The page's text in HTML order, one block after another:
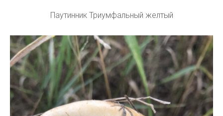
Паутинник Триумфальный желтый